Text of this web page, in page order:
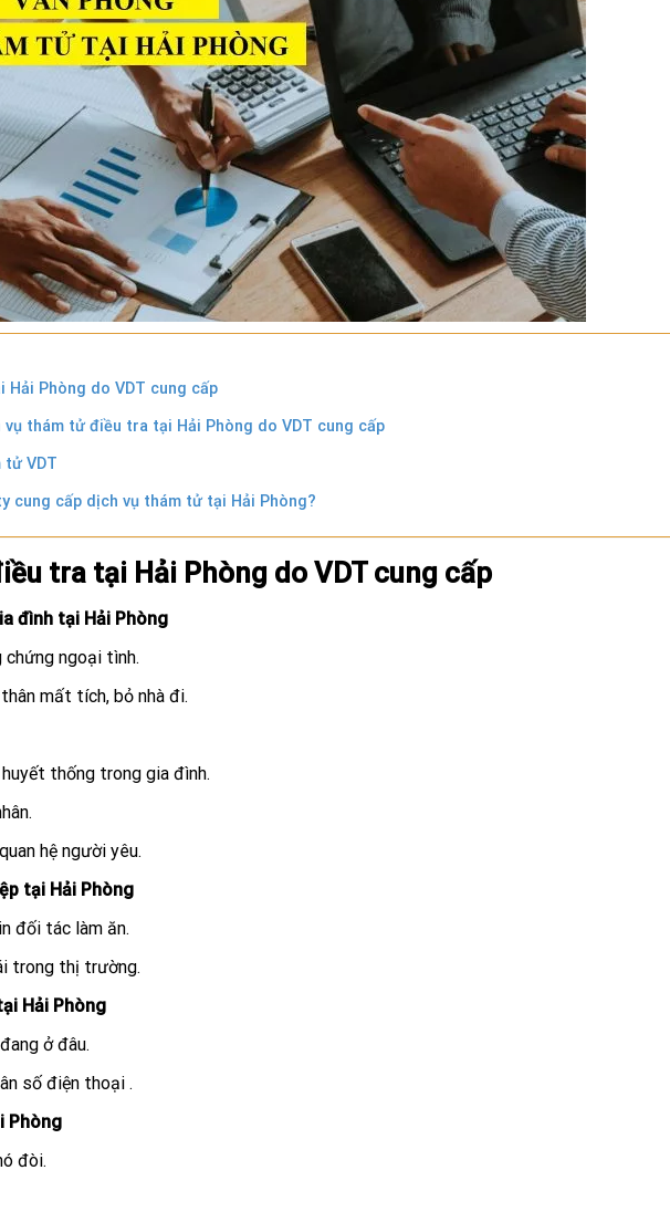
Phòng do VDT cung cấp
thám tử điều tra tại Hải Phòng do VDT cung cấp
tử VDT
cung cấp dịch vụ thám tử tại Hải Phòng?
tra tại Hải Phòng do VDT cung cấp
đình tại Hải Phòng
ngoại tình.
mất tích, bỏ nhà đi.
thống trong gia đình.
hệ người yêu.
tại Hải Phòng
đối tác làm ăn.
trong thị trường.
Hải Phòng
ở đâu.
số điện thoại .
Phòng
đòi.